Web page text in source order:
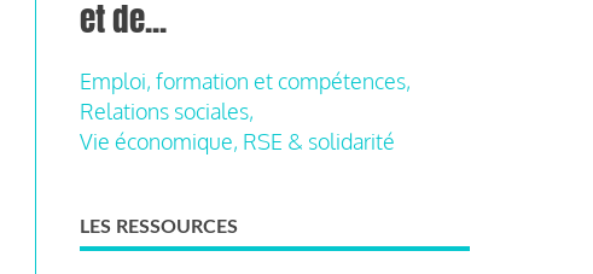
et de...
Emploi, formation et compétences,
Relations sociales,
Vie économique, RSE & solidarité
LES RESSOURCES